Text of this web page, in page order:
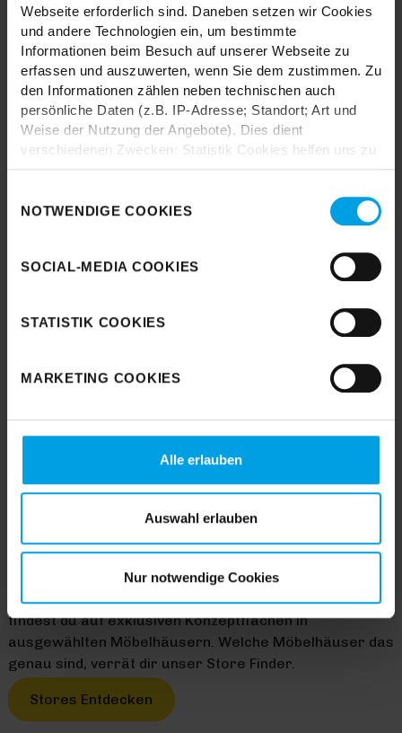
Webseite erforderlich sind. Daneben setzen wir Cookies
und andere Technologien ein, um bestimmte
Informationen beim Besuch auf unserer Webseite zu
erfassen und auszuwerten, wenn Sie dem zustimmen. Zu
den Informationen zählen neben technischen auch
persönliche Daten (z.B. IP-Adresse; Standort; Art und
Weise der Nutzung der Angebote). Dies dient
verschiedenen Zwecken: Statistik Cookies helfen uns zu
anonymisiert für statistische Zwecke auszuwerten.
Marketing Cookies helfen uns, Ihnen personalisierte
es, eine Verbindung zu sozialen Netzwerken aufzubauen,
Kategorien sie neben den notwendigen Cookies zulassen
„Einverstanden“, wenn Sie mit dem Einsatz aller
widerrufen. Für weitere Informationen lesen Sie bitte
unsereDatenschutzhinweise. Unser Impressum finden
NOTWENDIGE COOKIES
SOCIAL-MEDIA COOKIES
STATISTIK COOKIES
MARKETING COOKIES
Alle erlauben
Auswahl erlauben
Nur notwendige Cookies
Mit Trendhopper verwandelst du deine Wohnung im
Handumdrehen in ein gemütliches Zuhause zum
Entspannen, Leben und Genießen. Alle unsere Produkte
findest du auf exklusiven Konzeptflächen in
ausgewählten Möbelhäusern. Welche Möbelhäuser das
genau sind, verrät dir unser Store Finder.
Stores Entdecken
Durch das Laden akzeptieren Sie die
Datenschutzbestimmungen von Google.
Karte laden